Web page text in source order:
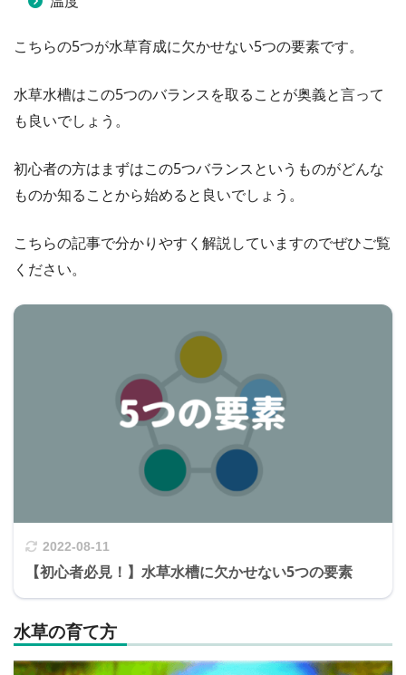
こちらの5つが水草育成に欠かせない5つの要素です。
水草水槽はこの5つのバランスを取ることが奥義と言って
も良いでしょう。
初心者の方はまずはこの5つバランスというものがどんな
ものか知ることから始めると良いでしょう。
こちらの記事で分かりやすく解説していますのでぜひご覧
ください。
2022-08-11
【初心者必見！】水草水槽に欠かせない5つの要素
水草の育て方